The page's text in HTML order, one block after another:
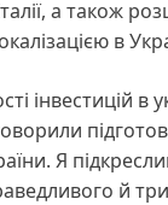
а також
в
інвестицій в
Я
й